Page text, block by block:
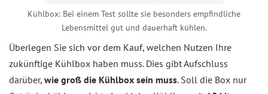
Kühlbox: Bei einem Test sollte sie besonders empfindliche
Lebensmittel gut und dauerhaft kühlen.
Überlegen Sie sich vor dem Kauf, welchen Nutzen Ihre
zukünftige Kühlbox haben muss. Dies gibt Aufschluss
darüber, wie groß die Kühlbox sein muss. Soll die Box nur